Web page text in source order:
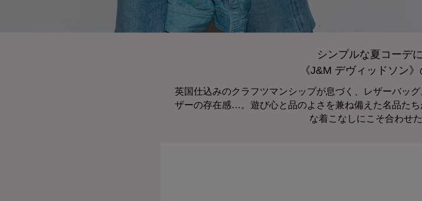
シンプルな夏コーデ
《J&M デヴィッドソン
英国仕込みのクラフツマンシップが息づく、レザーバッ
ザーの存在感…。遊び心と品のよさを兼ね備えた名品た
な着こなしにこそ合わせ